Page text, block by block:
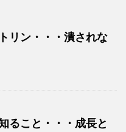
リン・・・潰されな
ること・・・成長と